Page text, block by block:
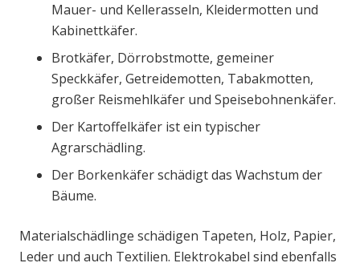
Mauer- und Kellerasseln, Kleidermotten und
Kabinettkäfer.
Brotkäfer, Dörrobstmotte, gemeiner
Speckkäfer, Getreidemotten, Tabakmotten,
großer Reismehlkäfer und Speisebohnenkäfer.
Der Kartoffelkäfer ist ein typischer
Agrarschädling.
Der Borkenkäfer schädigt das Wachstum der
Bäume.
Materialschädlinge schädigen Tapeten, Holz, Papier,
Leder und auch Textilien. Elektrokabel sind ebenfalls